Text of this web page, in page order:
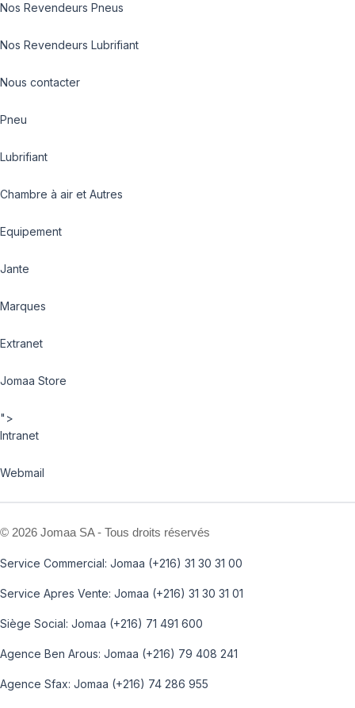
Nos Revendeurs Pneus
Nos Revendeurs Lubrifiant
Nous contacter
Pneu
Lubrifiant
Chambre à air et Autres
Equipement
Jante
Marques
Extranet
Jomaa Store
">
Intranet
Webmail
© 2026 Jomaa SA - Tous droits réservés
Service Commercial: Jomaa (+216) 31 30 31 00
Service Apres Vente: Jomaa (+216) 31 30 31 01
Siège Social: Jomaa (+216) 71 491 600
Agence Ben Arous: Jomaa (+216) 79 408 241
Agence Sfax: Jomaa (+216) 74 286 955